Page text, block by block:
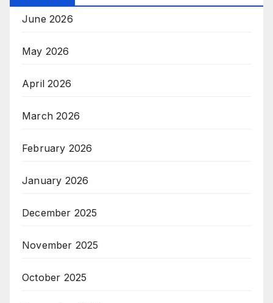
June 2026
May 2026
April 2026
March 2026
February 2026
January 2026
December 2025
November 2025
October 2025